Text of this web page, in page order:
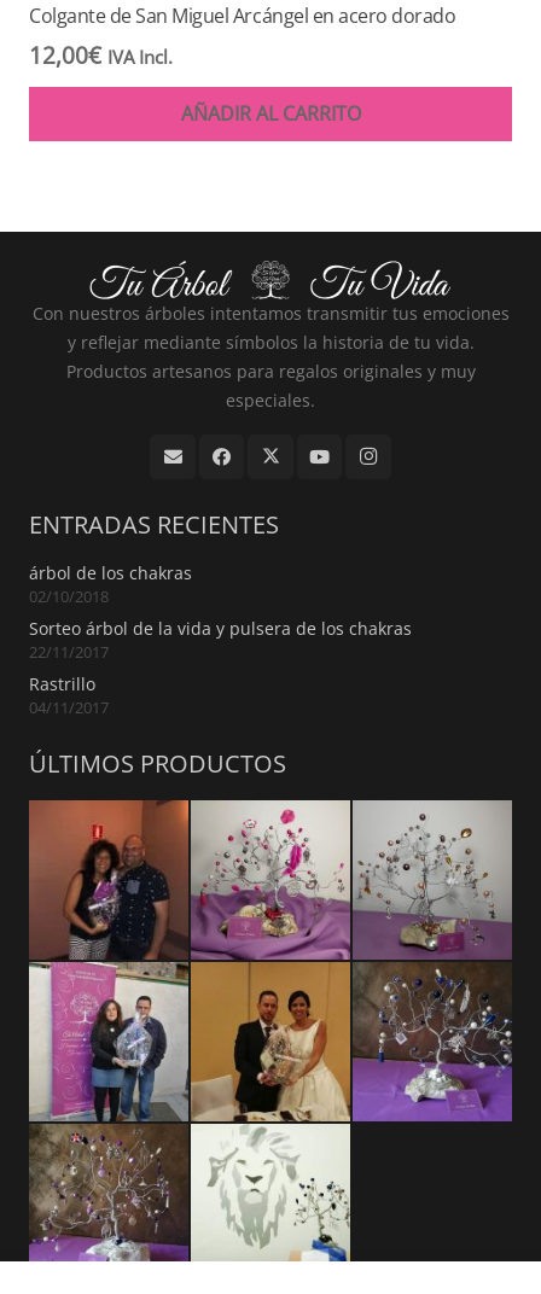
Colgante de San Miguel Arcángel en acero dorado
12,00€ IVA Incl.
AÑADIR AL CARRITO
Con nuestros árboles intentamos transmitir tus emociones
y reflejar mediante símbolos la historia de tu vida.
Productos artesanos para regalos originales y muy
especiales.
ENTRADAS RECIENTES
árbol de los chakras
02/10/2018
Sorteo árbol de la vida y pulsera de los chakras
22/11/2017
Rastrillo
04/11/2017
ÚLTIMOS PRODUCTOS